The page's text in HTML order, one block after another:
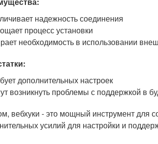
надежность соединения
процесс установки
необходимость в использовании
дополнительных настроек
возникнуть проблемы с поддержкой в
вебхуки - это мощный инструмент для
усилий для настройки и